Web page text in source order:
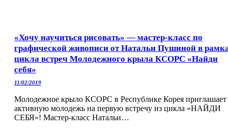
«Хочу научиться рисовать» — мастер-класс по
графической живописи от Натальи Пушиной в
цикла встреч Молодежного крыла КСОРС «Найди
себя»
11/02/2019
Молодежное крыло КСОРС в Республике Корея приглашает
активную молодежь на первую встречу из цикла «НАЙДИ
СЕБЯ»! Мастер-класс Натальи…